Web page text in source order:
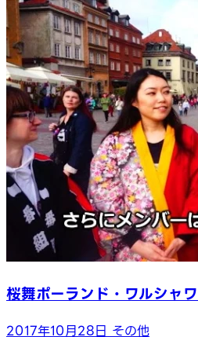
桜舞ポーランド・ワルシャ
2017年10月28日 その他